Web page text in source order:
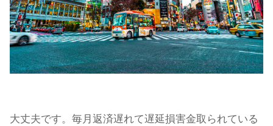
大丈夫です。毎月返済遅れて遅延損害金取られている